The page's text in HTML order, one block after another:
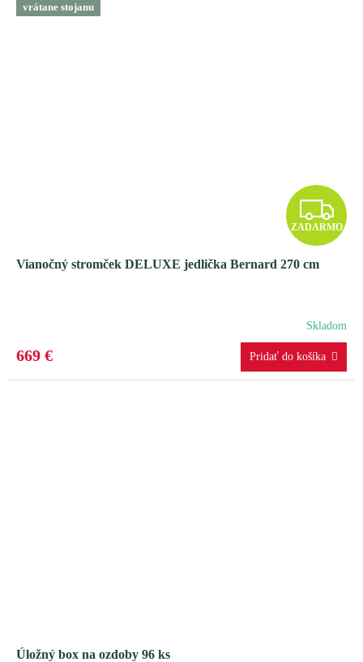
vrátane stojanu
Z
A
R
M
ZADARMO
Vianočný stromček DELUXE jedlička Bernard 270 cm
Skladom
669 €
Úložný box na ozdoby 96 ks